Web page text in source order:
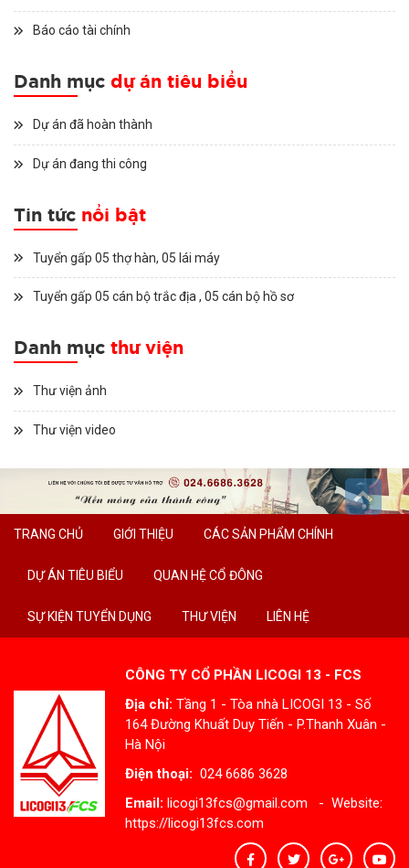
Báo cáo tài chính
Danh mục dự án tiêu biểu
Dự án đã hoàn thành
Dự án đang thi công
Tin tức nổi bật
Tuyển gấp 05 thợ hàn, 05 lái máy
Tuyển gấp 05 cán bộ trắc địa , 05 cán bộ hồ sơ
Danh mục thư viện
Thư viện ảnh
Thư viện video
TRANG CHỦ GIỚI THIỆU CÁC SẢN PHẨM CHÍNH
DỰ ÁN TIÊU BIỂU QUAN HỆ CỔ ĐÔNG
SỰ KIỆN TUYỂN DỤNG THƯ VIỆN LIÊN HỆ
CÔNG TY CỔ PHẦN LICOGI 13 - FCS
Địa chỉ: Tầng 1 - Tòa nhà LICOGI 13 - Số
164 Đường Khuất Duy Tiến - P.Thanh Xuân -
Hà Nội
Điện thoại: 024 6686 3628
Email: licogi13fcs@gmail.com - Website:
https://licogi13fcs.com